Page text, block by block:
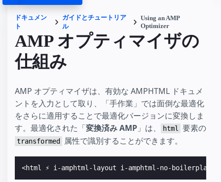
ドキュメン
ト
ガイドとチュートリア
ル
Using an AMP
Optimizer
AMP オプティマイザの
仕組み
AMP オプティマイザは、有効な AMPHTML ドキュメ
ントを入力として取り、「手作業」では面倒な最適化
をさらに適用することで最適化バージョンに変換しま
す。最適化された「変換済み AMP 」は、 html 要素の
transformed 属性で識別することができます。
<html ⚡ i-amphtml-layout i-amphtml-no-boilerplate